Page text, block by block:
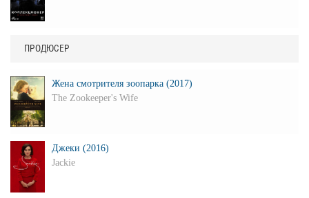
ПРОДЮСЕР
Жена смотрителя зоопарка (2017)
The Zookeeper's Wife
Джеки (2016)
Jackie